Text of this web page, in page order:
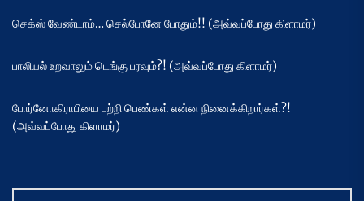
செக்ஸ் வேண்டாம்… செல்போனே போதும்!! (அவ்வப்போது கிளாமர்)
பாலியல் உறவாலும் டெங்கு பரவும்?! (அவ்வப்போது கிளாமர்)
போர்னோகிராபியை பற்றி பெண்கள் என்ன நினைக்கிறார்கள்?!
(அவ்வப்போது கிளாமர்)